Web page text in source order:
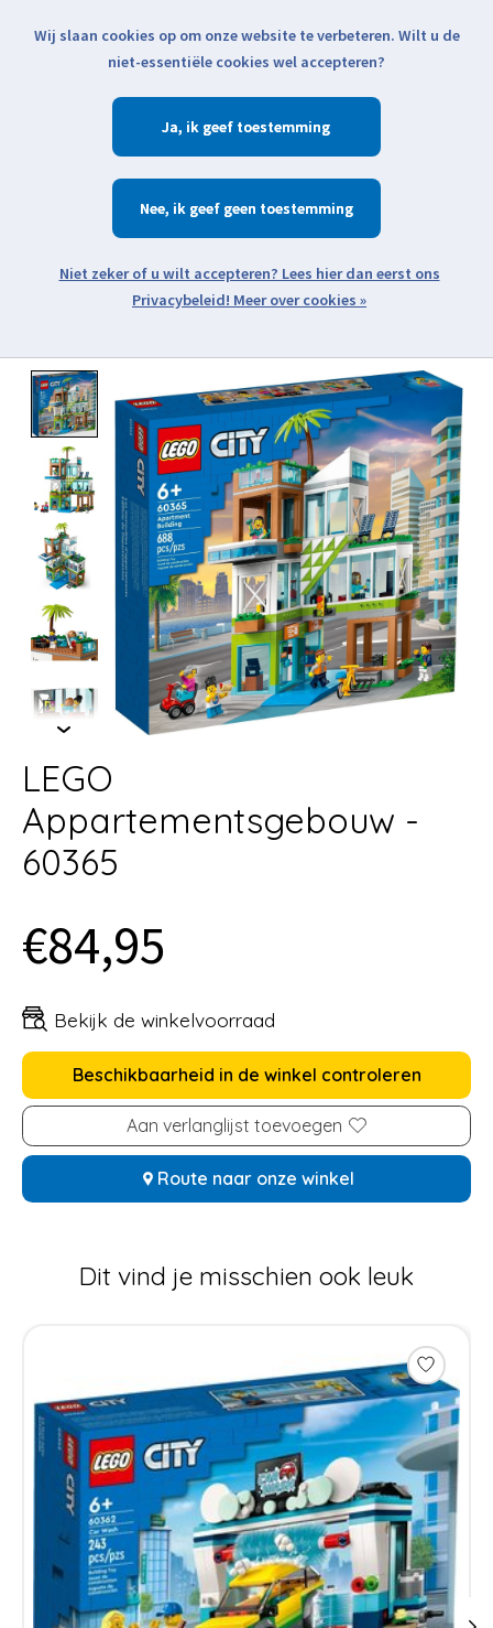
Klik voor actuele verzendinformatie...
Verlanglijst
Zoeken
Open webshop menu
Product image slideshow Items
LEGO
Appartementsgebouw -
60365
€84,95
Bekijk de winkelvoorraad
Beschikbaarheid in de winkel controleren
Aan verlanglijst toevoegen
Route naar onze winkel
Dit vind je misschien ook leuk
Wij slaan cookies op om onze website te verbeteren. Wilt u de
niet-essentiële cookies wel accepteren?
Ja
Nee
Meer over cookies »